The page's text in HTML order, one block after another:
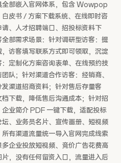
全部嵌入官网体系，包含 Wowpop
皮书 / 方案下载系统、在线即时咨
、人才招聘端口、招投标资料下
部需求场景：针对调研型访客：提
访客填写联系方式即可领取，沉淀
定制化方案咨询表单、在线预约技
队；针对渠道合作访客：经销商、
渠道招商资料；针对售后存量客
下载，降低售后沟通成本；针对招
业简介 PDF 一键下载，适配投标
、业务员名片、宣传画册、短视频
有渠道流量统一导入官网完成线索
企业投放短视频、竞价广告花费高
，没有任何留资入口，流量进入后